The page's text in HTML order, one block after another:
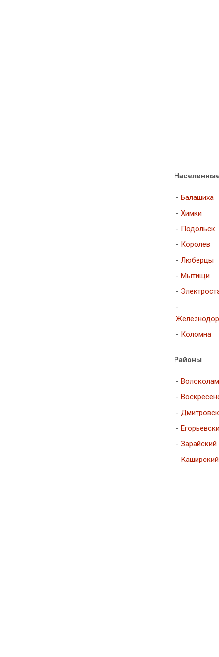
- Балашиха
- Химки
- Подольск
- Королев
- Люберцы
- Мытищи
-
-
- Коломна
Районы
-
-
-
-
- Зарайский
- Каширский